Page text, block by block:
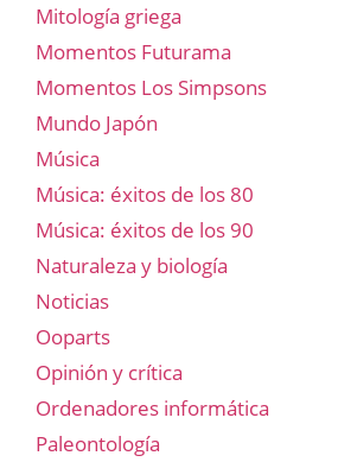
Mitología griega
Momentos Futurama
Momentos Los Simpsons
Mundo Japón
Música
Música: éxitos de los 80
Música: éxitos de los 90
Naturaleza y biología
Noticias
Ooparts
Opinión y crítica
Ordenadores informática
Paleontología